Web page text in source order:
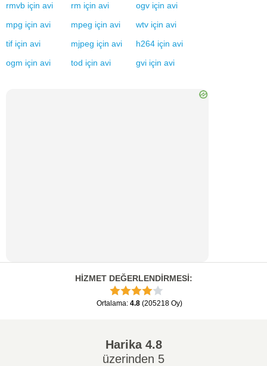
rmvb için avi rm için avi ogv için avi
mpg için avi mpeg için avi wtv için avi
tif için avi mjpeg için avi h264 için avi
ogm için avi tod için avi gvi için avi
HİZMET DEĞERLENDİRMESİ:
Ortalama: 4.8 (205218 Oy)
Harika4.8
üzerinden 5